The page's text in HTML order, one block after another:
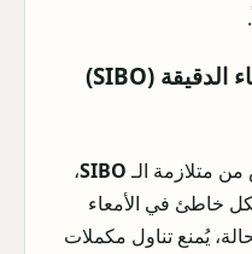
متلازمة فرط نمو بكتيريا الأمعاء الدقيقة (SIBO)
متلازمة الـSIBO،
خاطئ في الأمعاء
يُمنع تناول مكملات